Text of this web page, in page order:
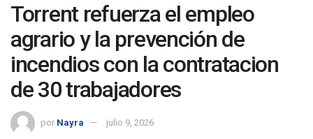
Torrent refuerza el empleo
agrario y la prevención de
incendios con la contratacion
de 30 trabajadores
por Nayra julio 9, 2026